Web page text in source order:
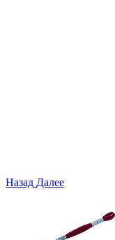
Назад Далее